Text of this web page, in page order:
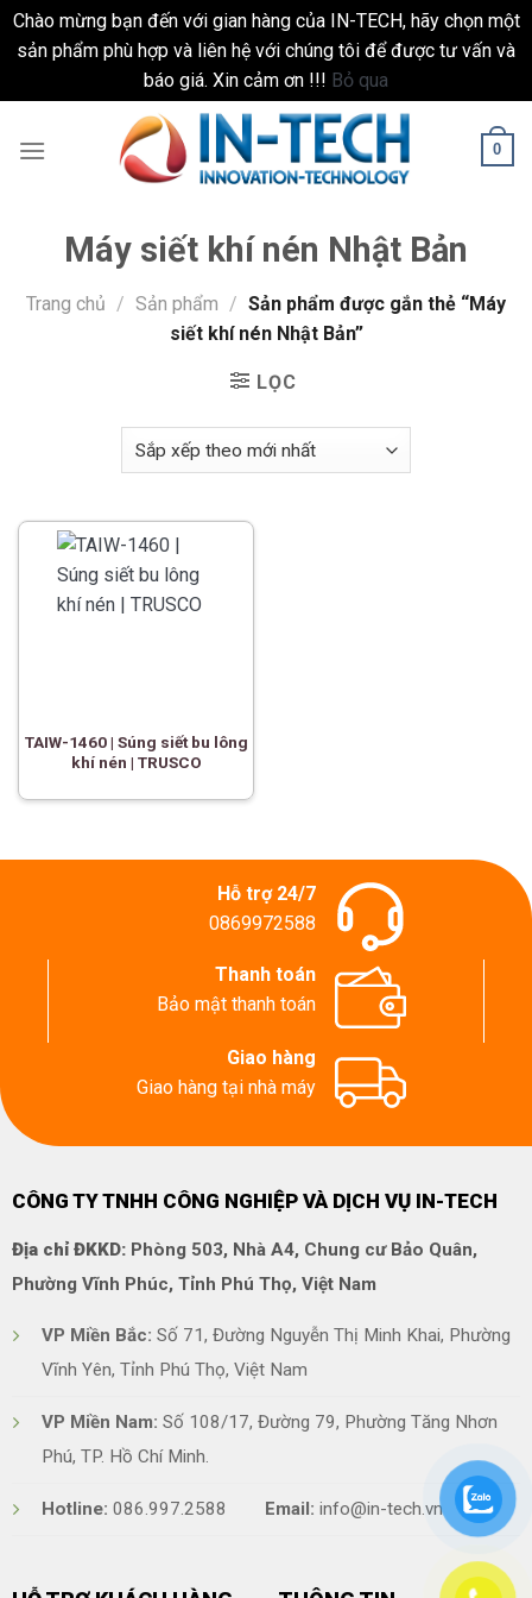
Chào mừng bạn đến với gian hàng của IN-TECH, hãy chọn một
sản phẩm phù hợp và liên hệ với chúng tôi để được tư vấn và
báo giá. Xin cảm ơn !!! Bỏ qua
0
Máy siết khí nén Nhật Bản
Trang chủ / Sản phẩm / Sản phẩm được gắn thẻ “Máy
siết khí nén Nhật Bản”
LỌC
TAIW-1460 | Súng siết bu lông
khí nén | TRUSCO
Hỗ trợ 24/7
0869972588
Thanh toán
Bảo mật thanh toán
Giao hàng
Giao hàng tại nhà máy
CÔNG TY TNHH CÔNG NGHIỆP VÀ DỊCH VỤ IN-TECH
Địa chỉ ĐKKD:Phòng 503, Nhà A4, Chung cư Bảo Quân,
Phường Vĩnh Phúc, Tỉnh Phú Thọ, Việt Nam
VP Miền Bắc: Số 71, Đường Nguyễn Thị Minh Khai, Phường
Vĩnh Yên, Tỉnh Phú Thọ, Việt Nam
VP Miền Nam: Số 108/17, Đường 79, Phường Tăng Nhơn
Phú, TP. Hồ Chí Minh.
Hotline: 086.997.2588 Email: info@in-tech.vn